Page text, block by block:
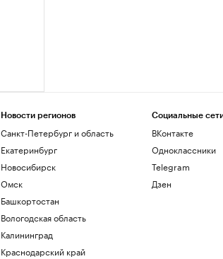
Новости регионов
Санкт-Петербург и область
Екатеринбург
Новосибирск
Омск
Башкортостан
Вологодская область
Калининград
Краснодарский край
Социальные
ВКонтакте
Одноклассники
Telegram
Дзен